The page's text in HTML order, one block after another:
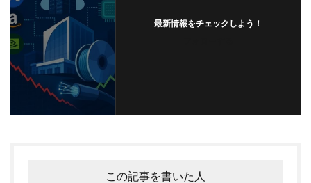
最新情報をチェックしよう！
この記事を書いた人